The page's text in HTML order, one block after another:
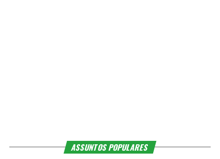
ASSUNTOS POPULARES